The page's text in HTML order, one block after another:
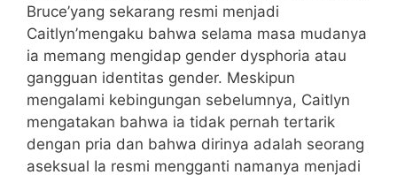
Bruce’yang sekarang resmi menjadi
Caitlyn’mengaku bahwa selama masa mudanya
ia memang mengidap gender dysphoria atau
gangguan identitas gender. Meskipun
mengalami kebingungan sebelumnya, Caitlyn
mengatakan bahwa ia tidak pernah tertarik
dengan pria dan bahwa dirinya adalah seorang
aseksual Ia resmi mengganti namanya menjadi